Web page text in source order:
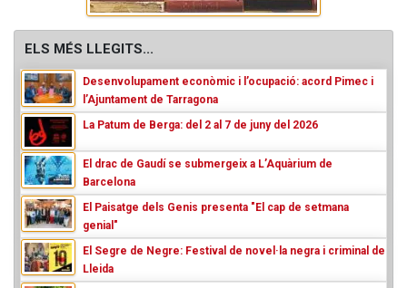
ELS MÉS LLEGITS...
Desenvolupament econòmic i l’ocupació: acord Pimec i
l’Ajuntament de Tarragona
La Patum de Berga: del 2 al 7 de juny del 2026
El drac de Gaudí se submergeix a L’Aquàrium de
Barcelona
El Paisatge dels Genis presenta "El cap de setmana
genial"
El Segre de Negre: Festival de novel·la negra i criminal de
Lleida